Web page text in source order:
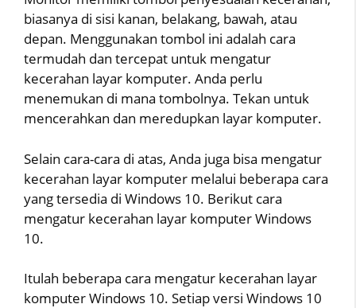
biasanya di sisi kanan, belakang, bawah, atau
depan. Menggunakan tombol ini adalah cara
termudah dan tercepat untuk mengatur
kecerahan layar komputer. Anda perlu
menemukan di mana tombolnya. Tekan untuk
mencerahkan dan meredupkan layar komputer.
Selain cara-cara di atas, Anda juga bisa mengatur
kecerahan layar komputer melalui beberapa cara
yang tersedia di Windows 10. Berikut cara
mengatur kecerahan layar komputer Windows
10.
Itulah beberapa cara mengatur kecerahan layar
komputer Windows 10. Setiap versi Windows 10